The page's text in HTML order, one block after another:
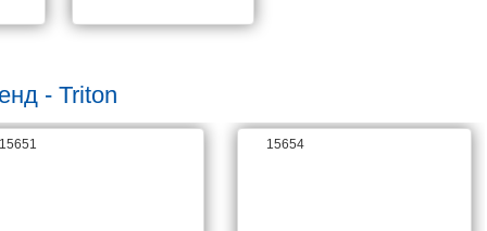
- Triton
15651 15654